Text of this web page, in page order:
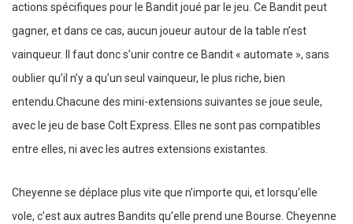
actions spécifiques pour le Bandit joué par le jeu. Ce Bandit peut
gagner, et dans ce cas, aucun joueur autour de la table n’est
vainqueur. Il faut donc s’unir contre ce Bandit « automate », sans
oublier qu’il n’y a qu’un seul vainqueur, le plus riche, bien
entendu.Chacune des mini-extensions suivantes se joue seule,
avec le jeu de base Colt Express. Elles ne sont pas compatibles
entre elles, ni avec les autres extensions existantes.
Cheyenne se déplace plus vite que n’importe qui, et lorsqu’elle
vole, c’est aux autres Bandits qu’elle prend une Bourse. Cheyenne